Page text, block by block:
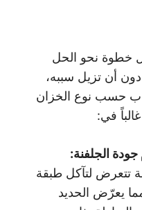
خطوة نحو الحل
أن تزيل سببه،
حسب نوع الخزان
في:
الجلفنة:
تتعرض لتآكل طبقة
يعرّض الحديد